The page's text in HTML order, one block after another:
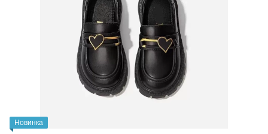
Новинка